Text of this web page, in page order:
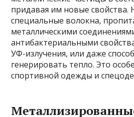
придавая им новые свойства.
специальные волокна,
металлическими
антибактериальными
УФ-излучения, или даже
генерировать тепло. Это
спортивной одежды и